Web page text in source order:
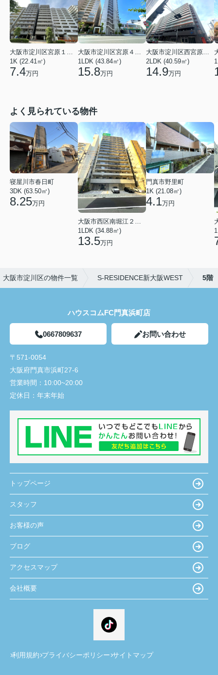
1K (22.41㎡)
7.4万円
1LDK (43.84㎡)
15.8万円
2LDK (40.59㎡)
14.9万円
よく見られている物件
寝屋川市春日町
3DK (63.50㎡)
8.25万円
大阪市西区南堀江２丁目
1LDK (34.88㎡)
13.5万円
門真市野里町
1K (21.08㎡)
4.1万円
大阪市淀川区の物件一覧 S-RESIDENCE新大阪WEST 5階
ハウスコムFC門真浜町店
0667809637 お問い合わせ
〒571-0054
大阪府門真市浜町27-6
営業時間： 10:00~20:00
定休日： 年末年始
トップページ
スタッフ
お客様の声
ブログ
アクセスマップ
会社概要
利用規約 プライバシーポリシー サイトマップ